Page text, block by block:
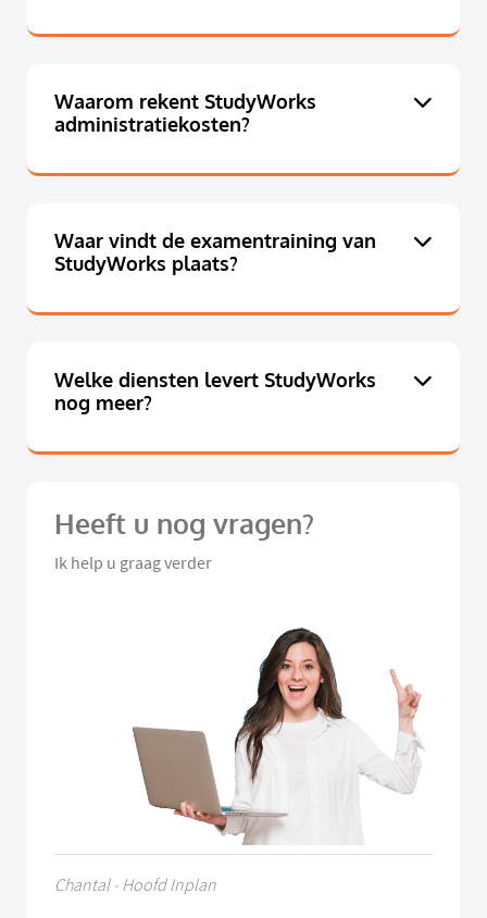
Waarom rekent StudyWorks
administratiekosten?
Waar vindt de examentraining van
StudyWorks plaats?
Welke diensten levert StudyWorks
nog meer?
Heeft u nog vragen?
Ik help u graag verder
Chantal - Hoofd Inplan